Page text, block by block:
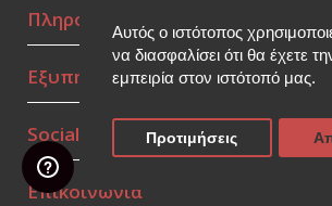
Αυτός ο ιστότοπος
να διασφαλίσει ότι θα έχετε
εμπειρία στον ιστότοπό μας.
Προτιμήσεις
Πληροφορίες
Εξυπηρέτηση πελατών
Social Media
Επικοινωνία